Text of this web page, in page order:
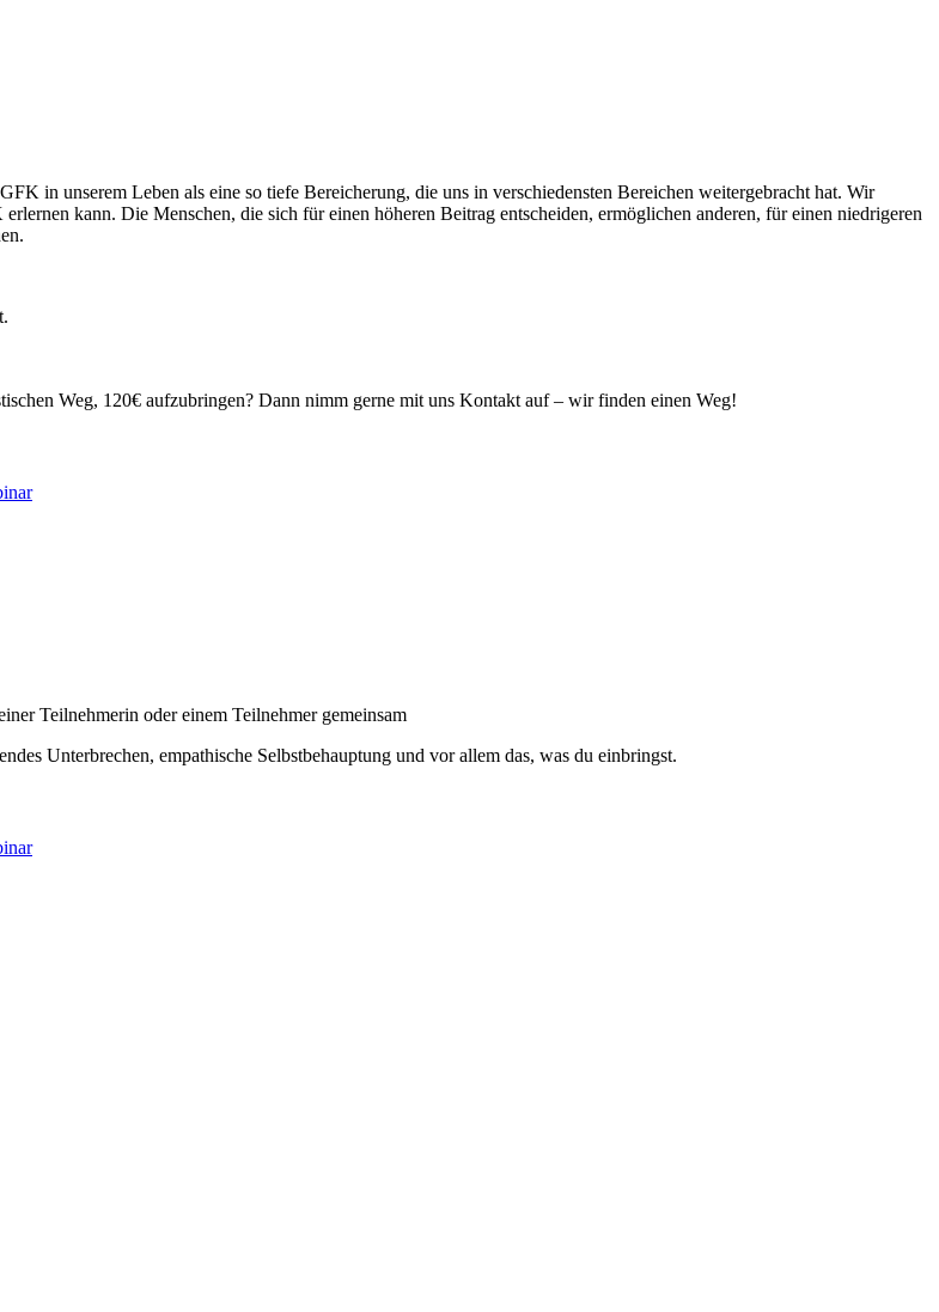
in unserem Leben als eine so tiefe Bereicherung, die uns in verschiedensten Bereichen weitergebracht hat. Wir
kann. Die Menschen, die sich für einen höheren Beitrag entscheiden, ermöglichen anderen, für einen niedrigeren
Weg, 120€ aufzubringen? Dann nimm gerne mit uns Kontakt auf – wir finden einen Weg!
Teilnehmerin oder einem Teilnehmer gemeinsam
Unterbrechen, empathische Selbstbehauptung und vor allem das, was du einbringst.